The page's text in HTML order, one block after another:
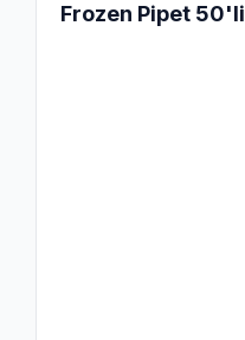
Frozen Pipet 50'li